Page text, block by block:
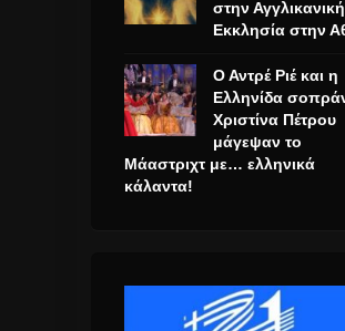
στην Αγγλικανική
Εκκλησία στην
Ο Αντρέ Ριέ και η
Ελληνίδα
Χριστίνα Πέτρου
μάγεψαν το
Μάαστριχτ με… ελληνικά
κάλαντα!